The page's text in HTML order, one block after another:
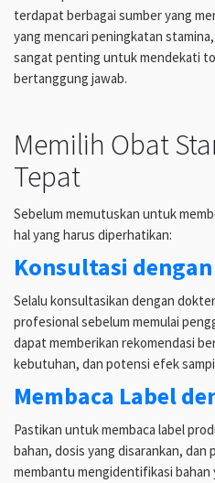
terdapat berbagai sumber yang
yang mencari peningkatan
sangat penting untuk mendekati
bertanggung jawab.
Memilih Obat
Tepat
Sebelum memutuskan untuk
hal yang harus diperhatikan:
Konsultasi
Selalu konsultasikan dengan
profesional sebelum memulai
dapat memberikan rekomendasi
kebutuhan, dan potensi efek
Membaca Label
Pastikan untuk membaca label
bahan, dosis yang disarankan, dan
membantu mengidentifikasi